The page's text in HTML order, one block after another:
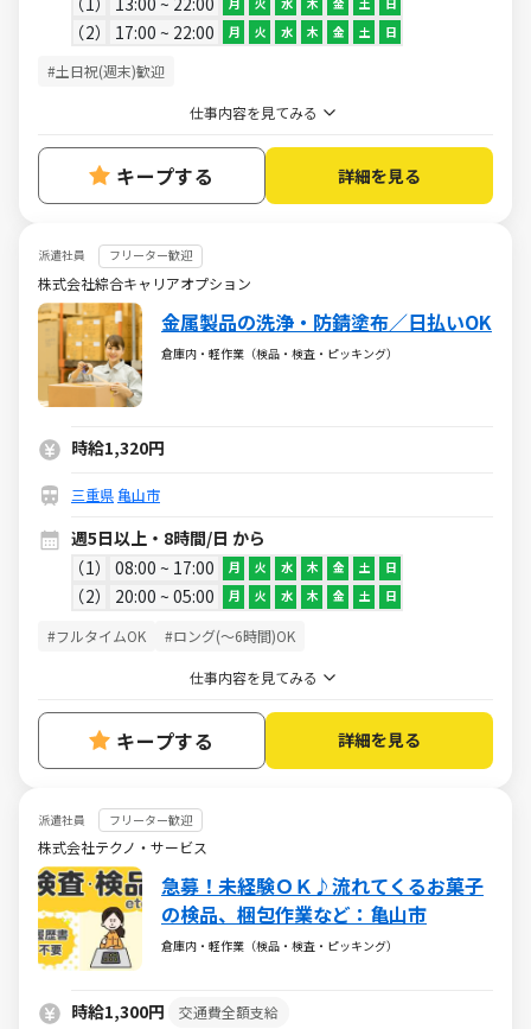
2 17:00 ~ 22:00 月 火 水 木 金 土 日
#土日祝(週末)歓迎
仕事内容を見てみる
キープする 詳細を見る
派遣社員 フリーター歓迎
株式会社綜合キャリアオプション
金属製品の洗浄・防錆塗布／日払いOK
倉庫内・軽作業（検品・検査・ピッキング）
時給1,320円
三重県亀山市
週5日以上・8時間/日 から
1
08:00 ~ 17:00 月 火 水 木 金 土 日
2 20:00 ~ 05:00 月 火 水 木 金 土 日
#フルタイムOK #ロング(～6時間)OK
仕事内容を見てみる
キープする 詳細を見る
派遣社員 フリーター歓迎
株式会社テクノ・サービス
急募！未経験ＯＫ♪流れてくるお菓子
の検品、梱包作業など：亀山市
倉庫内・軽作業（検品・検査・ピッキング）
時給1,300円 交通費全額支給